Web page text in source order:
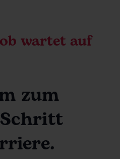
wartet auf
zum